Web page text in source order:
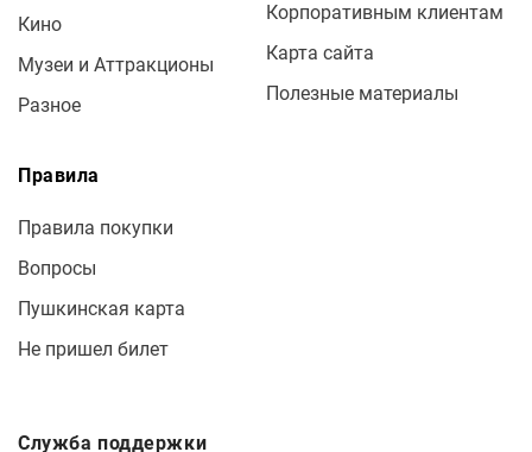
Кино
Музеи и Аттракционы
Разное
Корпоративным клиентам
Карта сайта
Полезные материалы
Правила
Правила покупки
Вопросы
Пушкинская карта
Не пришел билет
Служба поддержки